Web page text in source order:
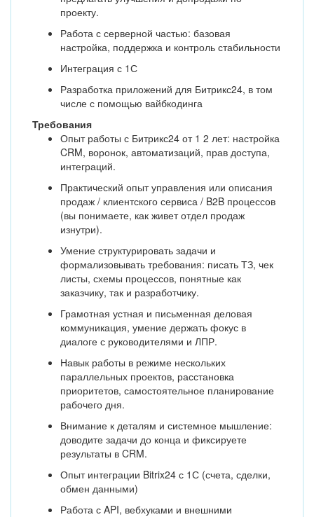
проекту.
Работа с серверной частью: базовая
настройка, поддержка и контроль стабильности
Интеграция с 1С
Разработка приложений для Битрикс24, в том
числе с помощью вайбкодинга
Требования
Опыт работы с Битрикс24 от 1 2 лет: настройка
CRM, воронок, автоматизаций, прав доступа,
интеграций.
Практический опыт управления или описания
продаж / клиентского сервиса / B2B процессов
(вы понимаете, как живет отдел продаж
изнутри).
Умение структурировать задачи и
формализовывать требования: писать ТЗ, чек
листы, схемы процессов, понятные как
заказчику, так и разработчику.
Грамотная устная и письменная деловая
коммуникация, умение держать фокус в
диалоге с руководителями и ЛПР.
Навык работы в режиме нескольких
параллельных проектов, расстановка
приоритетов, самостоятельное планирование
рабочего дня.
Внимание к деталям и системное мышление:
доводите задачи до конца и фиксируете
результаты в CRM.
Опыт интеграции Bitrix24 с 1С (счета, сделки,
обмен данными)
Работа с API, вебхуками и внешними